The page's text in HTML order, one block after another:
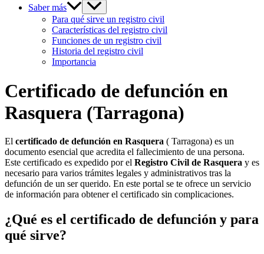
Saber más
Para qué sirve un registro civil
Características del registro civil
Funciones de un registro civil
Historia del registro civil
Importancia
Certificado de defunción en
Rasquera (Tarragona)
El certificado de defunción en Rasquera ( Tarragona) es un
documento esencial que acredita el fallecimiento de una persona.
Este certificado es expedido por el Registro Civil de Rasquera y es
necesario para varios trámites legales y administrativos tras la
defunción de un ser querido. En este portal se te ofrece un servicio
de información para obtener el certificado sin complicaciones.
¿Qué es el certificado de defunción y para
qué sirve?